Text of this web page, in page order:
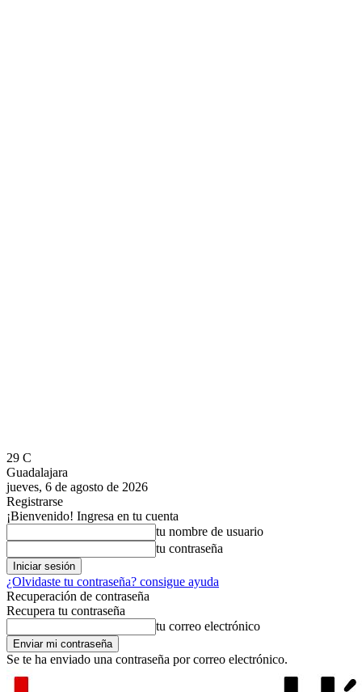
29 C
Guadalajara
jueves, 6 de agosto de 2026
Registrarse
¡Bienvenido! Ingresa en tu cuenta
tu nombre de usuario
tu contraseña
¿Olvidaste tu contraseña? consigue ayuda
Recuperación de contraseña
Recupera tu contraseña
tu correo electrónico
Se te ha enviado una contraseña por correo electrónico.